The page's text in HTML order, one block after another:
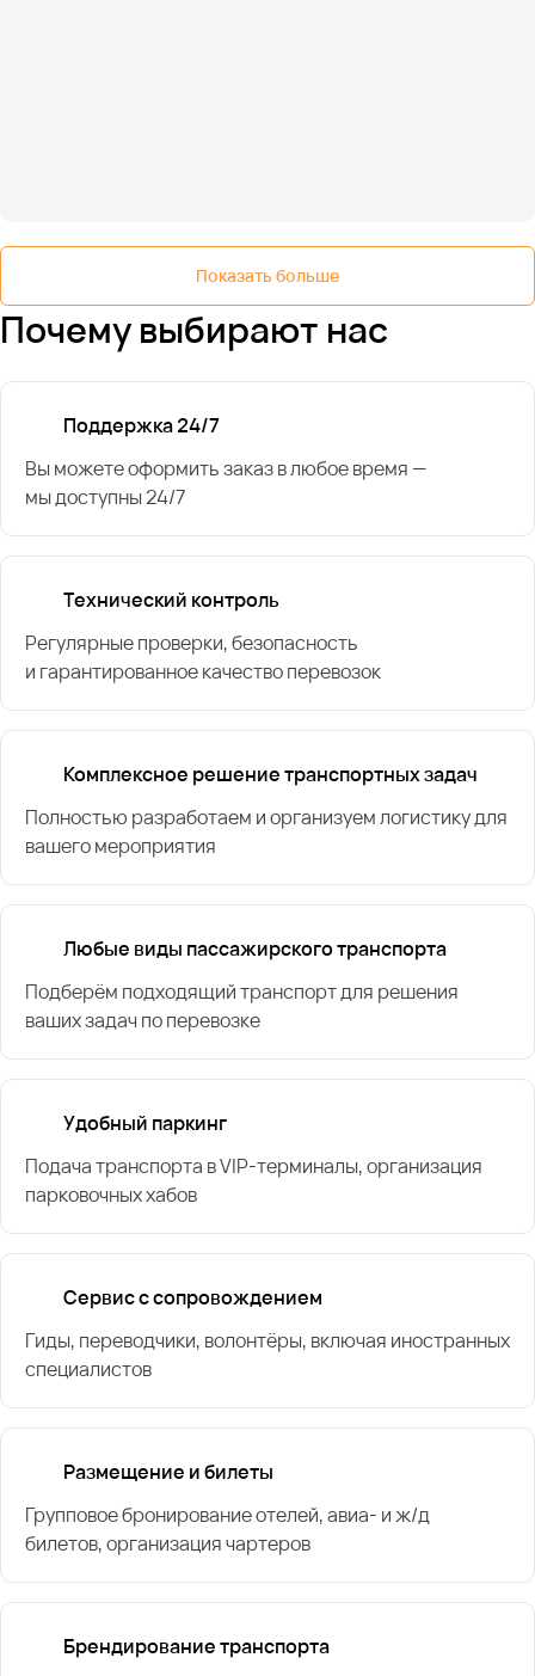
Показать больше
Почему выбирают нас
Поддержка 24/7
Вы можете оформить заказ в любое время —
мы доступны 24/7
Технический контроль
Регулярные проверки, безопасность
и гарантированное качество перевозок
Комплексное решение транспортных задач
Полностью разработаем и организуем логистику для
вашего мероприятия
Любые виды пассажирского транспорта
Подберём подходящий транспорт для решения
ваших задач по перевозке
Удобный паркинг
Подача транспорта в VIP-терминалы, организация
парковочных хабов
Сервис с сопровождением
Гиды, переводчики, волонтёры, включая иностранных
специалистов
Размещение и билеты
Групповое бронирование отелей, авиа- и ж/д
билетов, организация чартеров
Брендирование транспорта